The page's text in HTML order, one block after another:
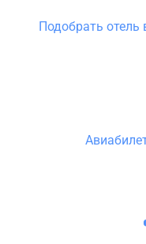
Подобрать отель